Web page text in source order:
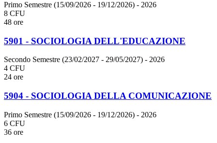
Primo Semestre (15/09/2026 - 19/12/2026) - 2026
8 CFU
48 ore
5901 - SOCIOLOGIA DELL'EDUCAZIONE
Secondo Semestre (23/02/2027 - 29/05/2027) - 2026
4 CFU
24 ore
5904 - SOCIOLOGIA DELLA COMUNICAZIONE
Primo Semestre (15/09/2026 - 19/12/2026) - 2026
6 CFU
36 ore